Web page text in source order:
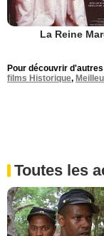
La Reine
Pour découvrir
films Historique,
Toutes les